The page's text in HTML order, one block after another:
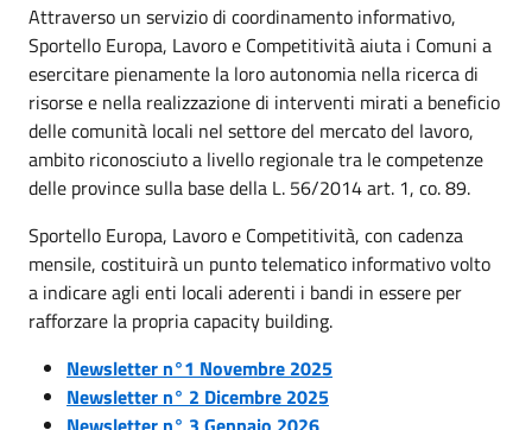
Attraverso un servizio di coordinamento informativo,
Sportello Europa, Lavoro e Competitività aiuta i Comuni a
esercitare pienamente la loro autonomia nella ricerca di
risorse e nella realizzazione di interventi mirati a beneficio
delle comunità locali nel settore del mercato del lavoro,
ambito riconosciuto a livello regionale tra le competenze
delle province sulla base della L. 56/2014 art. 1, co. 89.
Sportello Europa, Lavoro e Competitività, con cadenza
mensile, costituirà un punto telematico informativo volto
a indicare agli enti locali aderenti i bandi in essere per
rafforzare la propria capacity building.
Newsletter n°1 Novembre 2025
Newsletter n° 2 Dicembre 2025